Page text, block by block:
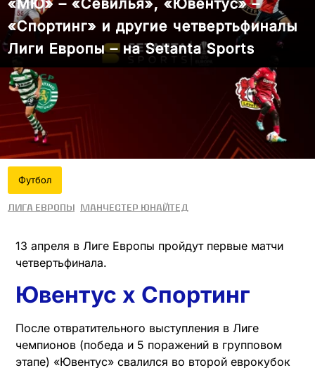
«МЮ» – «Севилья», «Ювентус» –
«Спортинг» и другие четвертьфиналы
Лиги Европы – на Setanta Sports
Футбол
Лига Европы Манчестер Юнайтед
13 апреля в Лиге Европы пройдут первые матчи
четвертьфинала.
Ювентус х Спортинг
После отвратительного выступления в Лиге
чемпионов (победа и 5 поражений в групповом
этапе) «Ювентус» свалился во второй еврокубок